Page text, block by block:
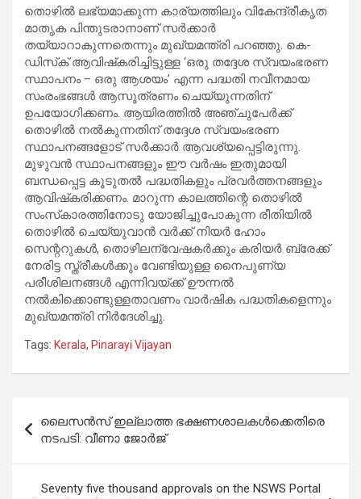
തൊഴിൽ ലഭ്യമാക്കുന്ന കാര്യത്തിലും വികേന്ദ്രീകൃത
മാതൃക പിന്തുടരാനാണ് സർക്കാർ
തയ്യാറാകുന്നതെന്നും മുഖ്യമന്ത്രി പറഞ്ഞു. കെ-
ഡിസ്‌ക് ആവിഷ്‌കരിച്ചിട്ടുള്ള ‘ഒരു തദ്ദേശ സ്വയംഭരണ
സ്ഥാപനം – ഒരു ആശയം’ എന്ന പദ്ധതി നവീനമായ
സംരംഭങ്ങൾ ആസൂത്രണം ചെയ്യുന്നതിന്
ഉപയോഗിക്കണം. ആയിരത്തിൽ അഞ്ചുപേർക്ക്
തൊഴിൽ നൽകുന്നതിന് തദ്ദേശ സ്വയംഭരണ
സ്ഥാപനങ്ങളോട് സർക്കാർ ആവശ്യപ്പെട്ടിരുന്നു.
മുഴുവൻ സ്ഥാപനങ്ങളും ഈ വർഷം ഇതുമായി
ബന്ധപ്പെട്ട കൂടുതൽ പദ്ധതികളും പ്രവർത്തനങ്ങളും
ആവിഷ്‌കരിക്കണം. മാറുന്ന കാലത്തിന്റെ തൊഴിൽ
സംസ്‌കാരത്തിനോടു യോജിച്ചുപോകുന്ന രീതിയിൽ
തൊഴിൽ ചെയ്യുവാൻ വർക്ക് നിയർ ഹോം
സെന്ററുകൾ, തൊഴിലന്വേഷകർക്കും കരിയർ ബ്രേക്ക്
നേരിട്ട സ്ത്രീകൾക്കും വേണ്ടിയുള്ള നൈപുണ്യ
പരീശിലനങ്ങൾ എന്നിവയ്ക്ക് ഊന്നൽ
നൽകിക്കൊണ്ടുള്ളതാവണം വാർഷിക പദ്ധതികളെന്നും
മുഖ്യമന്ത്രി നിർദേശിച്ചു.
Tags: Kerala, Pinarayi Vijayan
navigation
ലൈസൻസ് ഇല്ലാത്ത ഭക്ഷണശാലകൾക്കെതിരെ
നടപടി: വീണാ ജോർജ്
Seventy five thousand approvals on the NSWS Portal